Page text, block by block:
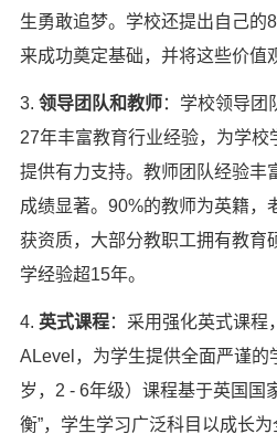
生勇敢追梦。学校还提出自己的
来成功奠定基础，并将这些价值
3. 领导团队和教师：学校领导团
27年丰富教育行业经验，为学
提供有力支持。教师团队经验丰
成绩显著。90%的教师为英籍，
获资质，大部分教职工拥有教育
学经验超15年。
4. 英式课程：采用强化英式课程
ALevel，为学生提供全面严谨的
岁，2 - 6年级）课程基于英国国
衡”，学生学习广泛科目以成长